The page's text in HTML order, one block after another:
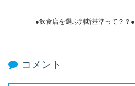
●飲食店を選ぶ判断基準って？？●
コメント